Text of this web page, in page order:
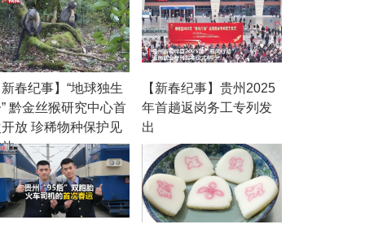
春纪事】“地球独生
黔金丝猴研究中心首
放 珍稀物种保护见
【新春纪事】贵州2025
年首趟返岗务工专列发
出